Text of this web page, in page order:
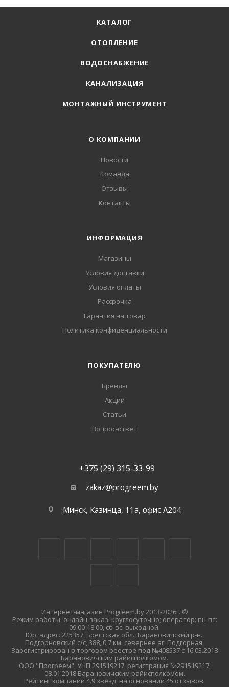
КАТАЛОГ
ОТОПЛЕНИЕ
ВОДОСНАБЖЕНИЕ
КАНАЛИЗАЦИЯ
МОНТАЖНЫЙ ИНСТРУМЕНТ
О КОМПАНИИ
Новости
Команда
Отзывы
Контакты
ИНФОРМАЦИЯ
Магазины
Условия доставки
Условия оплаты
Рассрочка
Гарантия на товар
Политика конфиденциальности
ПОКУПАТЕЛЮ
Бренды
Акции
Статьи
Вопрос-ответ
+375 (29) 315-33-99
zakaz@progreem.by
Минск, Казинца, 11а, офис А204
Интернет-магазин Progreem.by 2013-2026г. ©
Режим работы: онлайн-заказ: круглосуточно; оператор: пн-пт:
09:00-18:00, сб-вс: выходной.
Юр. адрес: 225357, Брестская обл., Барановичский р-н.,
Подгорновский с/с, 388, 0,7 км. севернее аг. Подгорная.
Зарегистрирован в торговом реестре под №408537 с 16.03.2018
Барановичским райисполкомом.
ООО "Прогреем", УНП 291519217, регистрация №291519217,
08.01.2018 Барановичским райисполкомом.
Рейтинг компании 4.9 звезд, на основании 45 отзывов.